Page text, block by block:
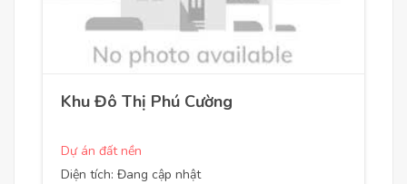
Khu Đô Thị Phú Cường
Dự án đất nền
Diện tích: Đang cập nhật